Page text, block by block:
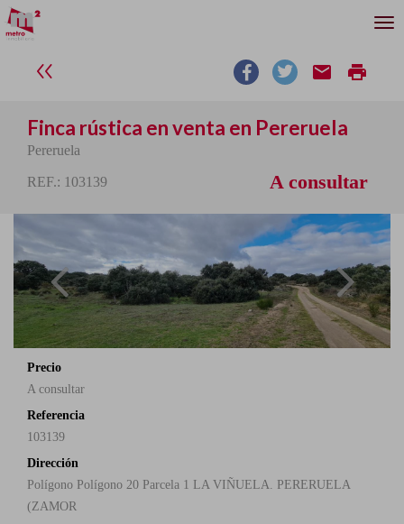
email print
Finca rústica en venta en Pereruela
Pereruela
REF.: 103139 A consultar
Precio
A consultar
Referencia
103139
Dirección
Polígono Polígono 20 Parcela 1 LA VIÑUELA. PERERUELA
(ZAMOR